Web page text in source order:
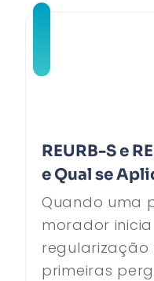
REURB-S e
e Qual se
Quando uma
morador
regularização
primeiras